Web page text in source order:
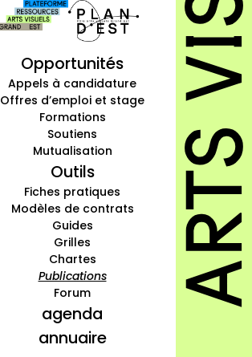
Opportunités
Appels à candidature
Offres d’emploi et stage
Formations
Soutiens
Mutualisation
Outils
Fiches pratiques
Modèles de contrats
Guides
Grilles
Chartes
Publications
Forum
agenda
annuaire